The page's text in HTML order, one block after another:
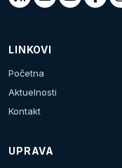
LINKOVI
Početna
Aktuelnosti
Kontakt
UPRAVA